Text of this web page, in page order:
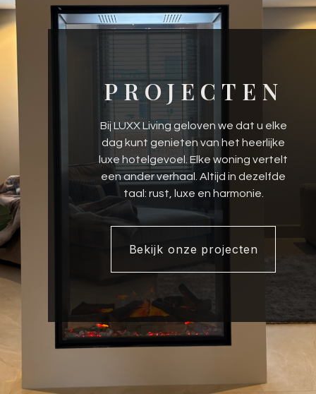
PROJECTEN
Bij LUXX Living geloven we dat u elke
dag kunt genieten van het heerlijke
luxe hotelgevoel. Elke woning vertelt
een ander verhaal. Altijd in dezelfde
taal: rust, luxe en harmonie.
Bekijk onze projecten